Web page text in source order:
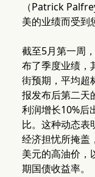
（Patrick
美的业绩而受到
截至5月第一周
布了季度业绩，
街预期，平均超
报发布后第二天
利润增长10%后
比。这种动态表
经济担忧所掩盖
美元的高油价，
期国债收益率。